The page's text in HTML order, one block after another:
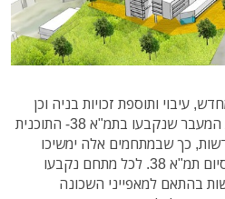
עיבוי ותוספת זכויות בניה וכן
חיזוק מבנים. בהתאם להוראות המעבר שנקבעו בתמ"א 38- התוכנית
כך שבמתחמים אלה ימשיכו
לחול אותם עקרונות גם לאחר סיום תמ"א 38. לכל מתחם נקבעו
בהתאם למאפייני השכונה